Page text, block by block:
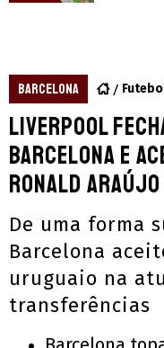
BARCELONA
Liverpool
Barcelona e
Ronald Araújo
De uma forma
Barcelona
uruguaio na
transferências